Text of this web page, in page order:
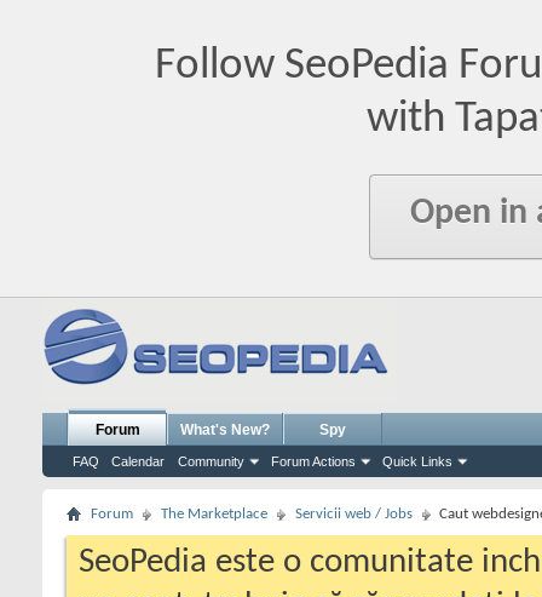
Follow SeoPedia
with
Open in
Forum
FAQ Calendar Community Forum Actions Quick Links
What's New? Spy
Forum The Marketplace Servicii web / Jobs Caut
SeoPedia este o comunitate